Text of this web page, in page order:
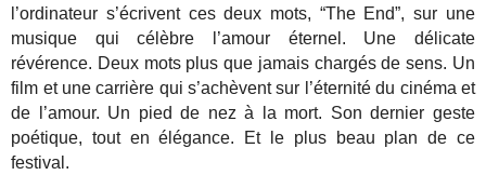
l’ordinateur s’écrivent ces deux mots, “The End”, sur une
musique qui célèbre l’amour éternel. Une délicate
révérence. Deux mots plus que jamais chargés de sens. Un
film et une carrière qui s’achèvent sur l’éternité du cinéma et
de l’amour. Un pied de nez à la mort. Son dernier geste
poétique, tout en élégance. Et le plus beau plan de ce
festival.